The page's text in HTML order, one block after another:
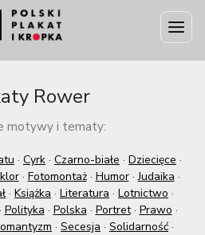
Rower
motywy i tematy:
· Cyrk · Czarno-białe · Dziecięce ·
· Fotomontaż· Humor·Judaika ·
· Książka · Literatura · Lotnictwo ·
Polityka · Polska · Portret· Prawo ·
· Secesja · Solidarność ·